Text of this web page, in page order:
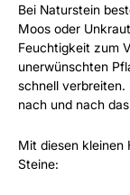
Bei Naturstein
Moos oder
Feuchtigkeit zum
unerwünschten
schnell verbreiten.
nach und nach
Mit diesen kleinen
Steine: